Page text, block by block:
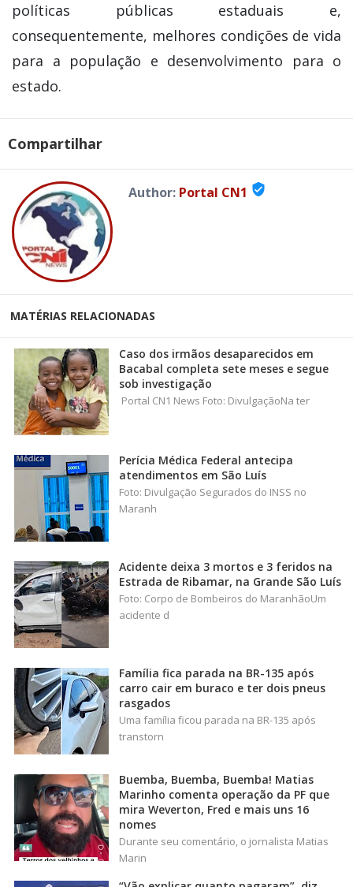
políticas públicas estaduais e,
consequentemente, melhores condições de vida
para a população e desenvolvimento para o
estado.
Compartilhar
Author: Portal CN1 verified_user
MATÉRIAS RELACIONADAS
Caso dos irmãos desaparecidos em
Bacabal completa sete meses e segue
sob investigação
Portal CN1 News Foto: DivulgaçãoNa ter
Perícia Médica Federal antecipa
atendimentos em São Luís
Foto: Divulgação Segurados do INSS no
Maranh
Acidente deixa 3 mortos e 3 feridos na
Estrada de Ribamar, na Grande São Luís
Foto: Corpo de Bombeiros do MaranhãoUm
acidente d
Família fica parada na BR-135 após
carro cair em buraco e ter dois pneus
rasgados
Uma família ficou parada na BR-135 após
transtorn
Buemba, Buemba, Buemba! Matias
Marinho comenta operação da PF que
mira Weverton, Fred e mais uns 16
nomes
Durante seu comentário, o jornalista Matias
Marin